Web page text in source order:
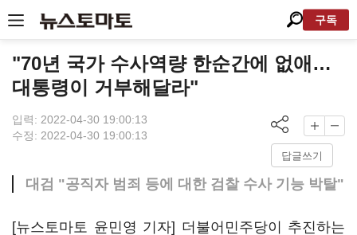
구독
"70년 국가 수사역량 한순간에 없애…
대통령이 거부해달라"
입력: 2022-04-30 19:00:13
수정: 2022-04-30 19:00:13
답글쓰기
대검 "공직자 범죄 등에 대한 검찰 수사 기능 박탈"
[뉴스토마토 윤민영 기자] 더불어민주당이 추진하는